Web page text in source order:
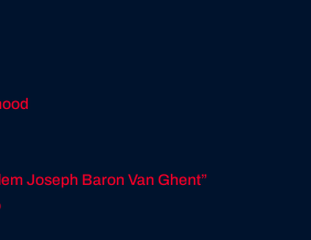
Joseph Baron Van Ghent”